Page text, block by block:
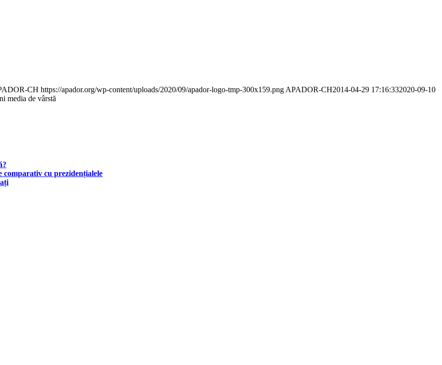
CH https://apador.org/wp-content/uploads/2020/09/apador-logo-tmp-300x159.png APADOR-CH2014-04-29 17:16:332020-09-10
media de vârstă
comparativ cu prezidențialele